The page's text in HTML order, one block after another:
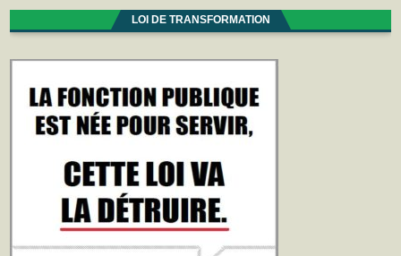
LOI DE TRANSFORMATION